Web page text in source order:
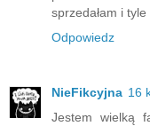
sprzedałam i
Odpowiedz
NieFikcyjna 16
Jestem wielką